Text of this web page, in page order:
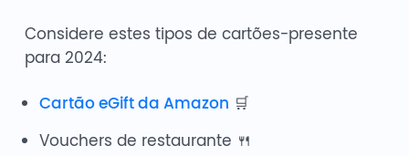
Considere estes tipos de cartões-presente
para 2024:
Cartão eGift da Amazon 🛒
Vouchers de restaurante 🍴